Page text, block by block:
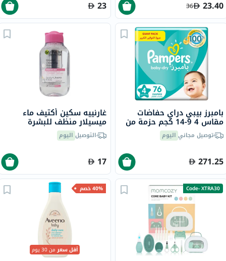
23.40
36
23
بامبرز بيبي دراي حفاضات
مقاس 4 9-14 كجم حزمة من
76توصيل مجاني اليوم
271.25
غارنييه سكين أكتيف ماء
ميسيلار منظف للبشرة
الحساسة 100 مل
التوصيل اليوم
17
Code- XTRA30 40% خصم
أقل سعرمن 30 يوم